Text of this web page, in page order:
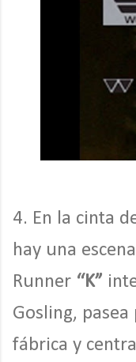
4. En la cinta
hay una
Runner “K”
Gosling,
fábrica y